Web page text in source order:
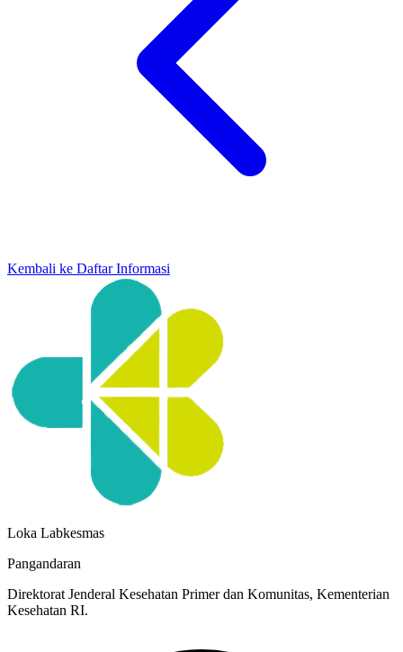
Kembali ke Daftar Informasi
Loka Labkesmas
Pangandaran
Direktorat Jenderal Kesehatan Primer dan Komunitas, Kementerian
Kesehatan RI.